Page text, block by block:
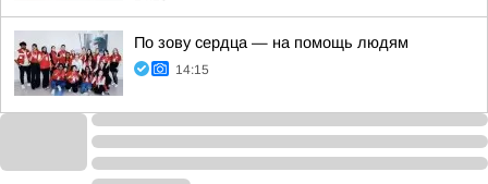
По зову сердца — на помощь людям
14:15